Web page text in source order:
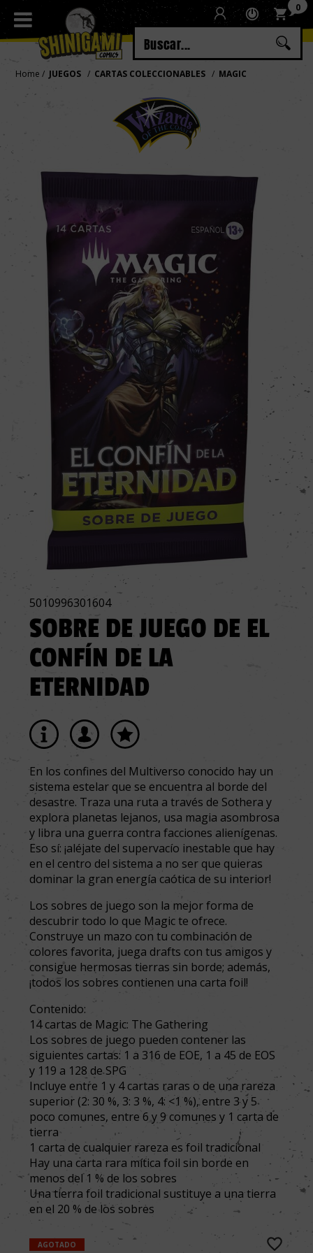
Regístrate
Iniciar sesión 0
Home JUEGOS CARTAS COLECCIONABLES MAGIC
5010996301604
SOBRE DE JUEGO DE EL
CONFÍN DE LA
ETERNIDAD
En los confines del Multiverso conocido hay un
sistema estelar que se encuentra al borde del
desastre. Traza una ruta a través de Sothera y
explora planetas lejanos, usa magia asombrosa
y libra una guerra contra facciones alienígenas.
Eso sí: ¡aléjate del supervacío inestable que hay
en el centro del sistema a no ser que quieras
dominar la gran energía caótica de su interior!
Los sobres de juego son la mejor forma de
descubrir todo lo que Magic te ofrece.
Construye un mazo con tu combinación de
colores favorita, juega drafts con tus amigos y
consigue hermosas tierras sin borde; además,
¡todos los sobres contienen una carta foil!
Contenido:
14 cartas de Magic: The Gathering
Los sobres de juego pueden contener las
siguientes cartas: 1 a 316 de EOE, 1 a 45 de EOS
y 119 a 128 de SPG
Incluye entre 1 y 4 cartas raras o de una rareza
superior (2: 30 %, 3: 3 %, 4: <1 %), entre 3 y 5
poco comunes, entre 6 y 9 comunes y 1 carta de
tierra
1 carta de cualquier rareza es foil tradicional
Hay una carta rara mítica foil sin borde en
menos del 1 % de los sobres
Una tierra foil tradicional sustituye a una tierra
en el 20 % de los sobres
AGOTADO